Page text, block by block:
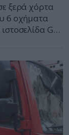
ξερά χόρτα
6 οχήματα
GR
συνεχώς οι